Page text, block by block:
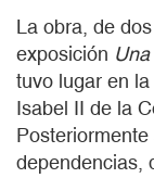
La obra, de
exposición
tuvo lugar en
Isabel II de la
dependencias,